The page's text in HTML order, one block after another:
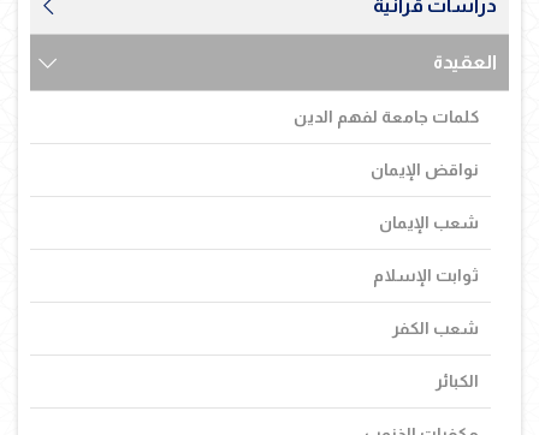
دراسات قرآنية
العقيدة
كلمات جامعة لفهم الدين
نواقض الإيمان
شعب الإيمان
ثوابت الإسلام
شعب الكفر
الكبائر